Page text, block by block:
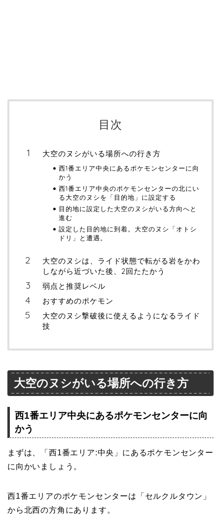
目次
大空のヌシがいる場所への行き方
西1番エリア中央にあるポケモンセンターに向
かう
西1番エリア中央のポケモンセンターの北にい
る大空のヌシを「目的地」に設定する
目的地に設定した大空のヌシがいる方向へと
進む
設定した目的地に到着。大空のヌシ「オトシ
ドリ」と遭遇。
大空のヌシは、ライド状態で転がる岩をかわ
しながら近づいた後、2回たたかう
弱点と推奨レベル
おすすめのポケモン
大空のヌシ撃破後に使えるようになるライド
技
大空のヌシがいる場所への行き方
西1番エリア中央にあるポケモンセンターに向
かう
まずは、「西1番エリア:中央」にあるポケモンセンター
に向かいましょう。
西1番エリアのポケモンセンターは「セルクルタウン」
から北西の方角にあります。